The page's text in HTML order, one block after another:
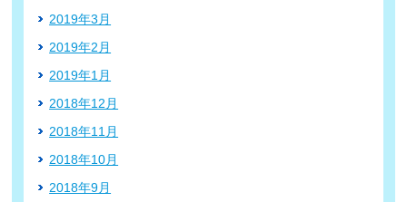
2019年3月
2019年2月
2019年1月
2018年12月
2018年11月
2018年10月
2018年9月